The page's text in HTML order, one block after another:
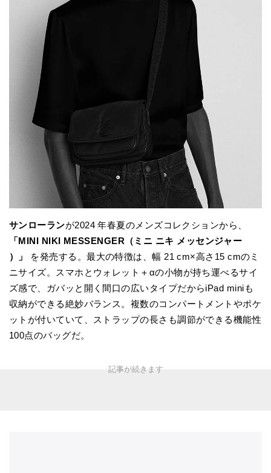
サンローランが2024 年春夏のメンズコレクションから、
「MINI NIKI MESSENGER（ミニ ニキ メッセンジャー
）」
を発売する。最大の特徴は、幅 21 cm×高さ15 cmのミ
ニサイズ。スマホとウォレット＋αの小物が持ち運べるサイ
ズ感で、ガバッと開く間口の広いタイプだからiPad miniも
収納ができる絶妙バランス。複数のコンパートメントやポケ
ットが付いていて、ストラップの長さも調節ができる機能性
100点のバッグだ。